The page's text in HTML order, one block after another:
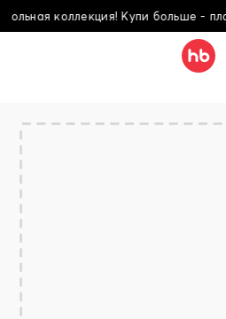
коллекция! Купи больше -